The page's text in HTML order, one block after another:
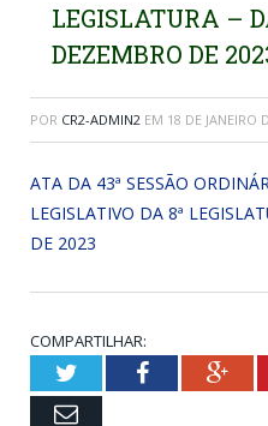
LEGISLATURA –
DEZEMBRO DE
POR CR2-ADMIN2 EM 18 DE JANEIRO
ATA DA 43ª SESSÃO
LEGISLATIVO DA 8ª
DE 2023
COMPARTILHAR:
TwitterFacebook
Email